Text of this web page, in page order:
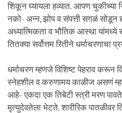
शिकून घ्यायला हव्यात. आपण चुकीच्या
नको- अन्न, झोप व संपत्ती सगळं सोडून
अध्यात्मिकता व भौतिक आस्था
तितक्या सर्वोत्तम रितीने धर्माचरणाचा
धर्माचरण म्हणजे विशिष्ट पेहराव करून
स्नेहशील व करुणामय काळीज असणं
आहे- एकदा एक तिबेटी स्त्री मरण
मृत्युदेवतेला भेटते. शारीरिक पातळीवर